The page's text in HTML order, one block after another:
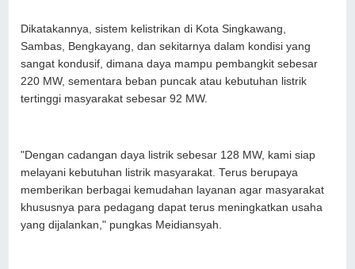
Dikatakannya, sistem kelistrikan di Kota Singkawang,
Sambas, Bengkayang, dan sekitarnya dalam kondisi yang
sangat kondusif, dimana daya mampu pembangkit sebesar
220 MW, sementara beban puncak atau kebutuhan listrik
tertinggi masyarakat sebesar 92 MW.
"Dengan cadangan daya listrik sebesar 128 MW, kami siap
melayani kebutuhan listrik masyarakat. Terus berupaya
memberikan berbagai kemudahan layanan agar masyarakat
khususnya para pedagang dapat terus meningkatkan usaha
yang dijalankan," pungkas Meidiansyah.